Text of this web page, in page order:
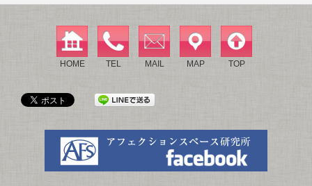
HOME TEL MAIL MAP TOP